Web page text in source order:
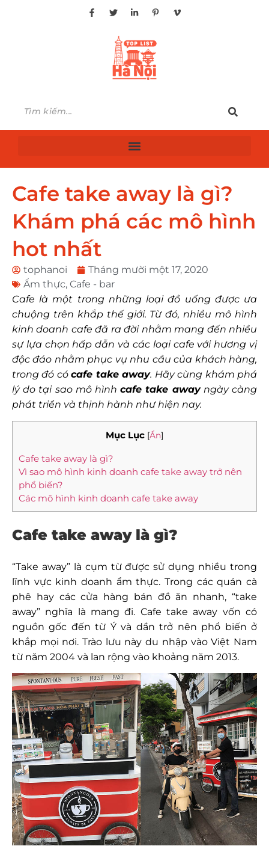
Cafe take away là gì?
Khám phá các mô hình
hot nhất
tophanoi
Tháng mười một 17, 2020
Ẩm thực, Cafe - bar
Cafe là một trong những loại đồ uống được ưa
chuộng trên khắp thế giới. Từ đó, nhiều mô hình
kinh doanh cafe đã ra đời nhằm mang đến nhiều
sự lựa chọn hấp dẫn và các loại cafe với hương vị
độc đáo nhằm phục vụ nhu cầu của khách hàng,
trong đó cócafe take away. Hãy cùng khám phá
lý do tại sao mô hìnhcafe take awayngày càng
phát triển và thịnh hành như hiện nay.
Mục Lục [Ẩn]
Cafe take away là gì?
Vì sao mô hình kinh doanh cafe take away trở nên
phổ biến?
Các mô hình kinh doanh cafe take away
Cafe take away là gì?
“Take away” là cụm từ được sử dụng nhiều trong
lĩnh vực kinh doanh ẩm thực. Trong các quán cà
phê hay các cửa hàng bán đồ ăn nhanh, “take
away” nghĩa là mang đi. Cafe take away vốn có
nguồn gốc đến từ Ý và dần trở nên phổ biến ở
khắp mọi nơi. Trào lưu này du nhập vào Việt Nam
từ năm 2004 và lan rộng vào khoảng năm 2013.